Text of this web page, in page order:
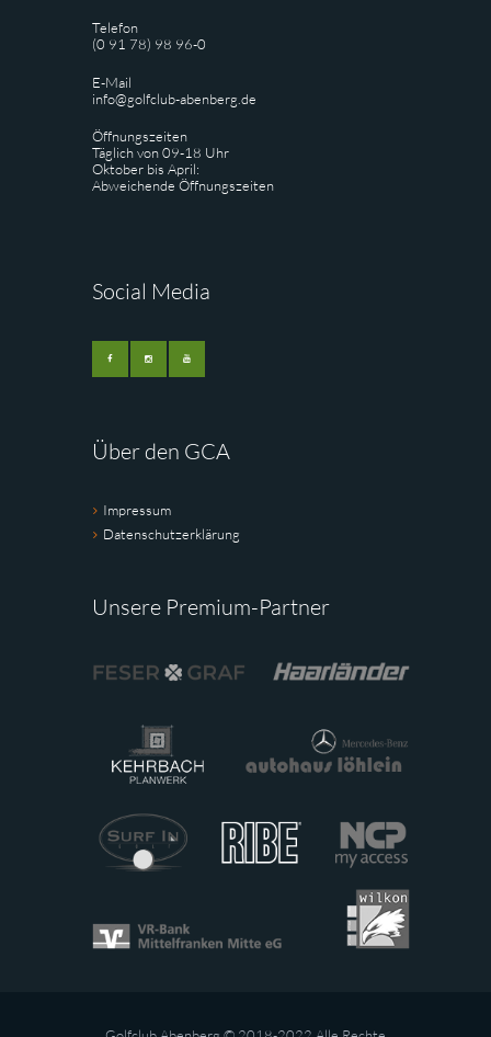
Telefon
(0 91 78) 98 96-0
E-Mail
info@golfclub-abenberg.de
Öffnungszeiten
Täglich von 09-18 Uhr
Oktober bis April:
Abweichende Öffnungszeiten
Social Media
Über den GCA
Impressum
Datenschutzerklärung
Unsere Premium-Partner